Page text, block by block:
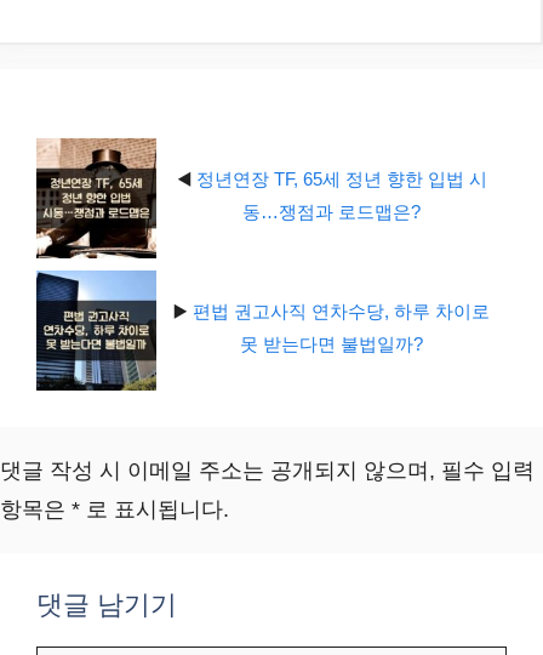
◀️ 정년연장 TF, 65세 정년 향한 입법 시
동…쟁점과 로드맵은?
▶️ 편법 권고사직 연차수당, 하루 차이로
못 받는다면 불법일까?
댓글 작성 시 이메일 주소는 공개되지 않으며, 필수 입력
항목은 * 로 표시됩니다.
댓글 남기기